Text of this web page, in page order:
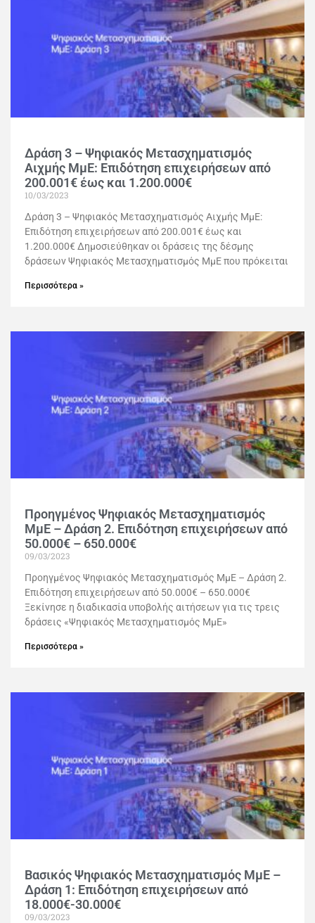
Δράση 3 – Ψηφιακός Μετασχηματισμός
Αιχμής ΜμΕ: Επιδότηση επιχειρήσεων από
200.001€ έως και 1.200.000€
10/03/2023
Δράση 3 – Ψηφιακός Μετασχηματισμός Αιχμής ΜμΕ:
Επιδότηση επιχειρήσεων από 200.001€ έως και
1.200.000€ Δημοσιεύθηκαν οι δράσεις της δέσμης
δράσεων Ψηφιακός Μετασχηματισμός ΜμΕ που πρόκειται
Περισσότερα »
Προηγμένος Ψηφιακός Μετασχηματισμός
ΜμΕ – Δράση 2. Επιδότηση επιχειρήσεων από
50.000€ – 650.000€
09/03/2023
Προηγμένος Ψηφιακός Μετασχηματισμός ΜμΕ – Δράση 2.
Επιδότηση επιχειρήσεων από 50.000€ – 650.000€
Ξεκίνησε η διαδικασία υποβολής αιτήσεων για τις τρεις
δράσεις «Ψηφιακός Μετασχηματισμός ΜμΕ»
Περισσότερα »
Βασικός Ψηφιακός Μετασχηματισμός ΜμΕ –
Δράση 1: Επιδότηση επιχειρήσεων από
18.000€-30.000€
09/03/2023